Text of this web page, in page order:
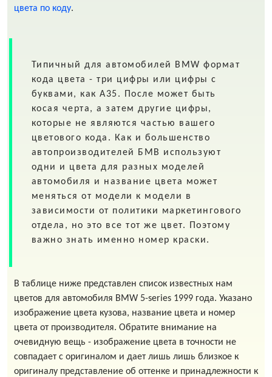
цвета по коду.
Типичный для автомобилей BMW формат
кода цвета - три цифры или цифры с
буквами, как A35. После может быть
косая черта, а затем другие цифры,
которые не являются частью вашего
цветового кода. Как и большенство
автопроизводителей БМВ используют
одни и цвета для разных моделей
автомобиля и название цвета может
меняться от модели к модели в
зависимости от политики маркетингового
отдела, но это все тот же цвет. Поэтому
важно знать именно номер краски.
В таблице ниже представлен список известных нам
цветов для автомобиля BMW 5-series 1999 года. Указано
изображение цвета кузова, название цвета и номер
цвета от производителя. Обратите внимание на
очевидную вещь - изображение цвета в точности не
совпадает с оригиналом и дает лишь лишь близкое к
оригиналу представление об оттенке и принадлежности к